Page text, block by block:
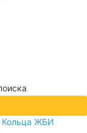
Кольца ЖБИ